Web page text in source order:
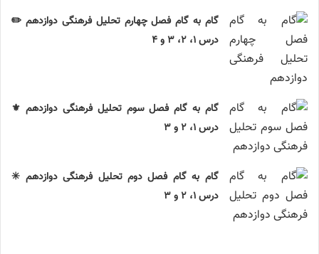
گام به گام فصل چهارم تحلیل فرهنگی دوازدهم ✏️
درس ۱، ۲، ۳ و ۴
گام به گام فصل سوم تحلیل فرهنگی دوازدهم ⚜️
درس ۱، ۲ و ۳
گام به گام فصل دوم تحلیل فرهنگی دوازدهم ✳️
درس ۱، ۲ و ۳